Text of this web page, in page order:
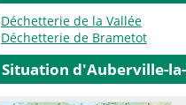
Déchetterie de la Vallée
Déchetterie de Brametot
Situation d'Auberville-